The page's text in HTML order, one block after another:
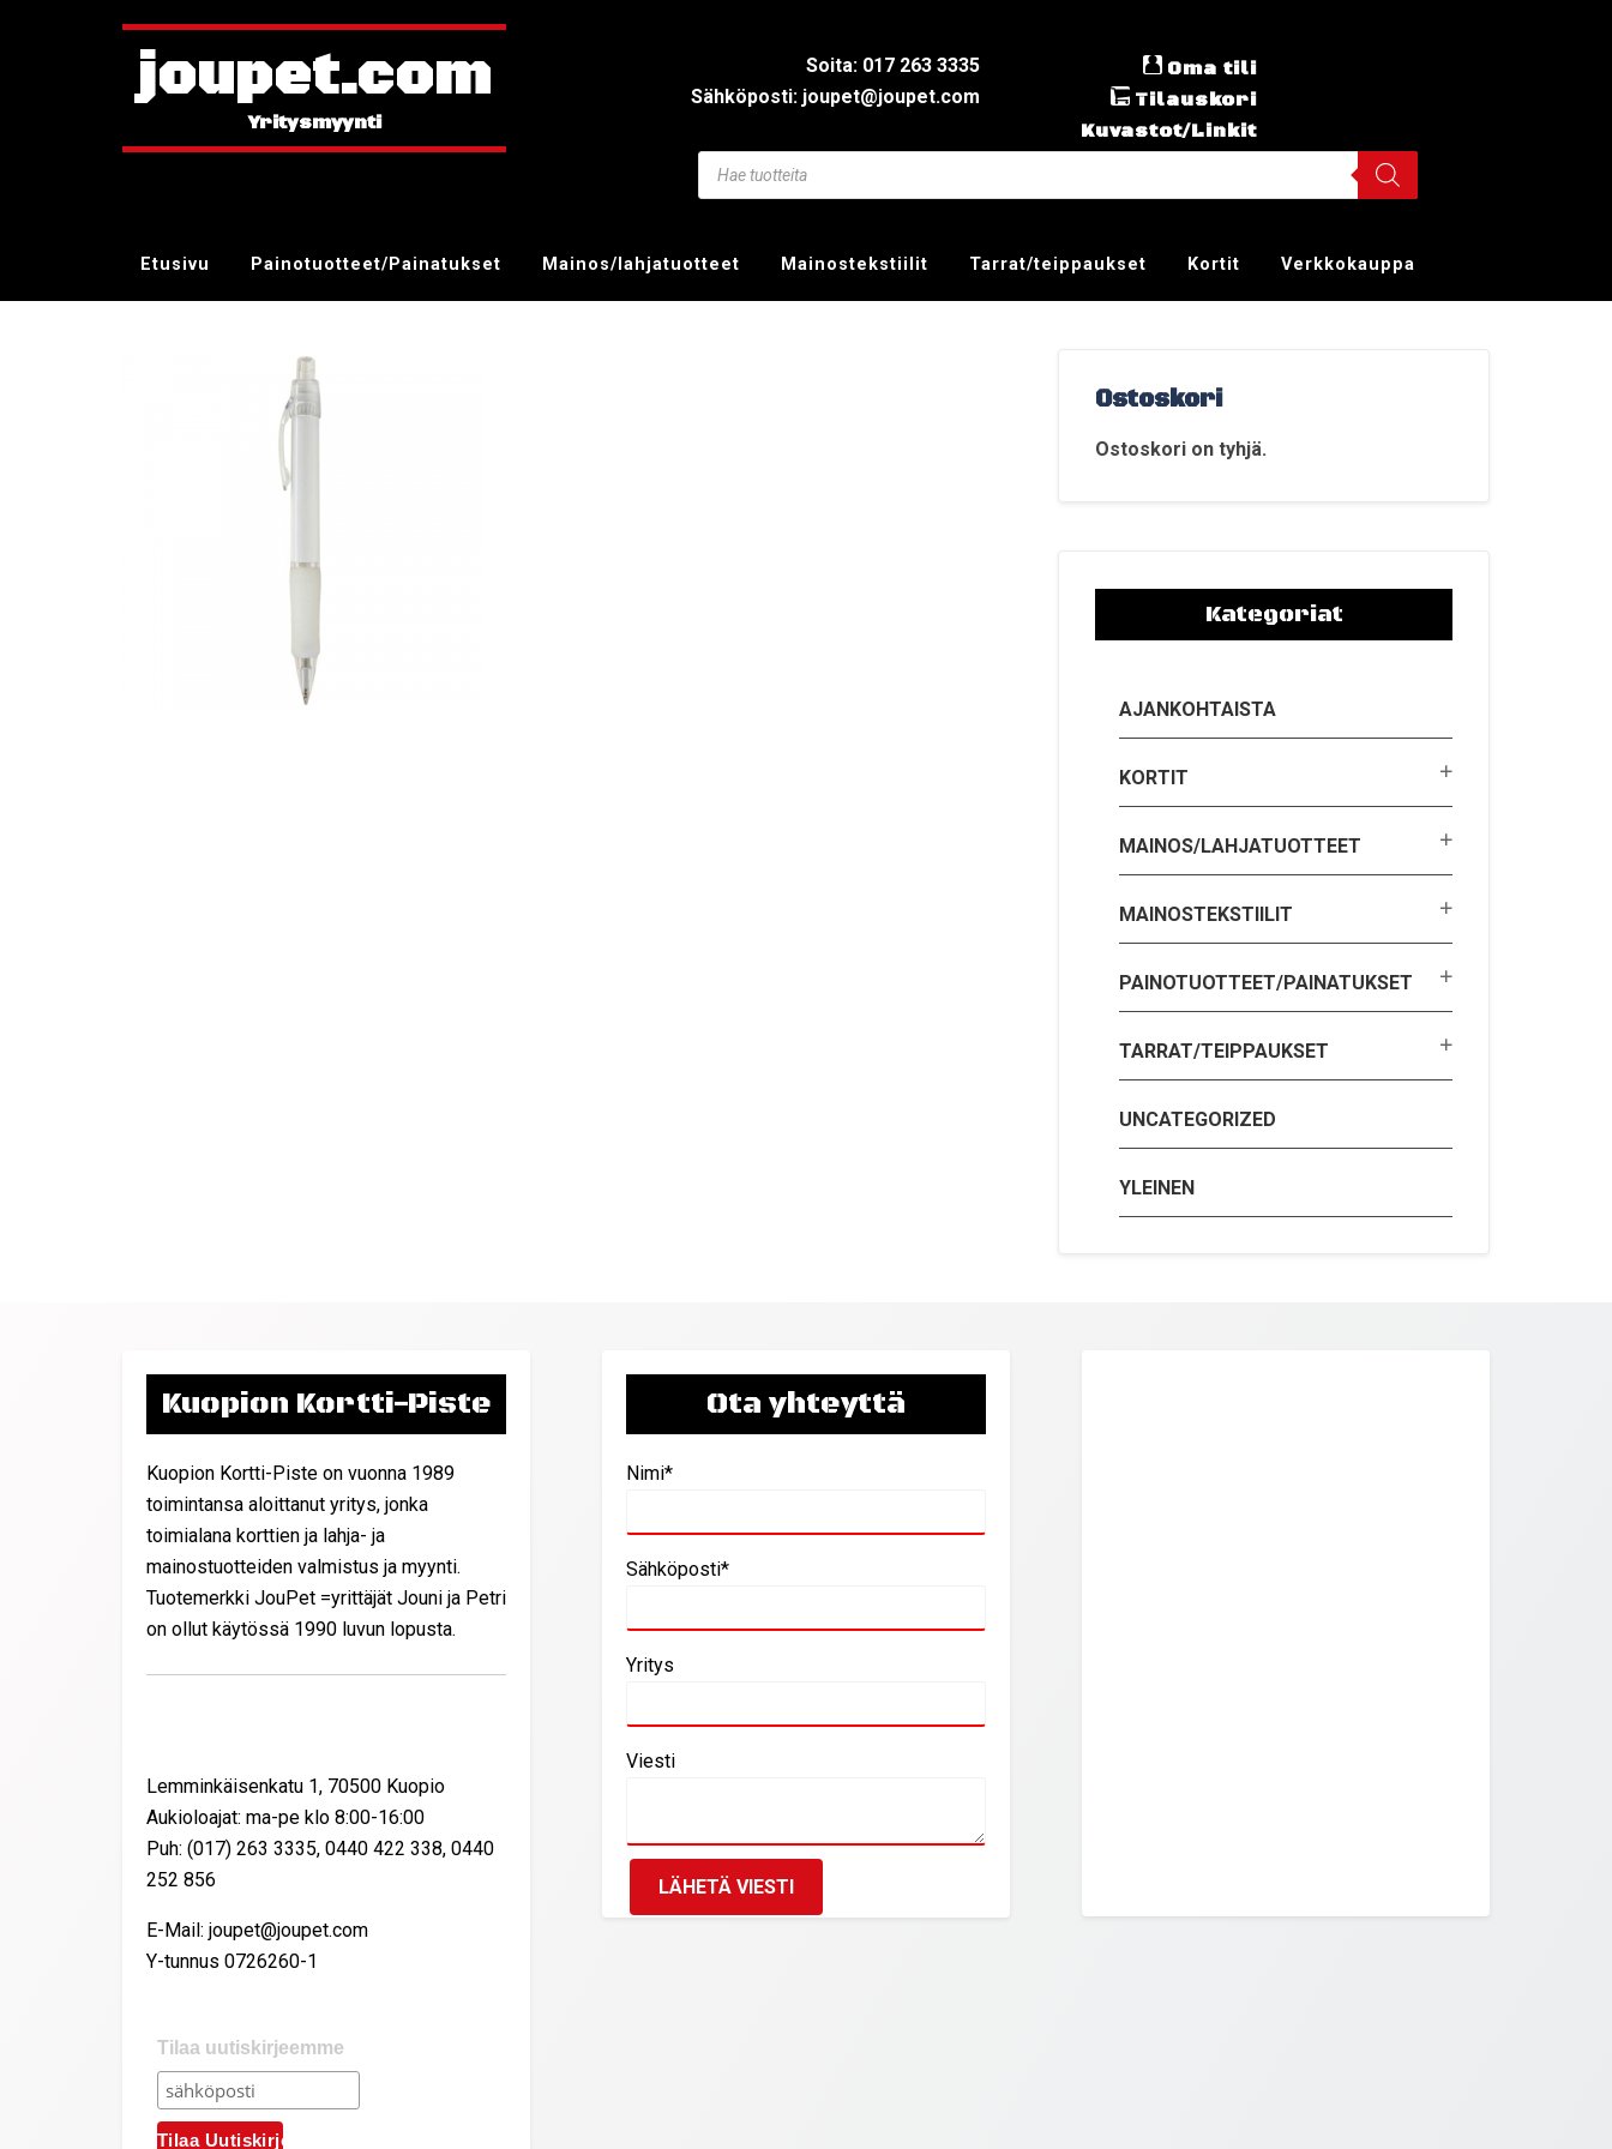
joupet.com
Soita: 017 263 3335
Sähköposti: joupet@joupet.com
Oma tili
Tilauskori
Kuvastot/Linkit
Etusivu Painotuotteet/Painatukset Mainos/lahjatuotteet Mainostekstiilit Tarrat/teippaukset Kortit Verkkokauppa
Ostoskori
Ostoskori on tyhjä.
Kategoriat
AJANKOHTAISTA
KORTIT
MAINOS/LAHJATUOTTEET
MAINOSTEKSTIILIT
PAINOTUOTTEET/PAINATUKSET
TARRAT/TEIPPAUKSET
UNCATEGORIZED
YLEINEN
Kuopion Kortti-Piste
Kuopion Kortti-Piste on vuonna 1989
toimintansa aloittanut yritys, jonka
toimialana korttien ja lahja- ja
mainostuotteiden valmistus ja myynti.
Tuotemerkki JouPet =yrittäjät Jouni ja Petri
on ollut käytössä 1990 luvun lopusta.
Lemminkäisenkatu 1, 70500 Kuopio
Aukioloajat: ma-pe klo 8:00-16:00
Puh: (017) 263 3335, 0440 422 338, 0440
252 856
E-Mail: joupet@joupet.com
Y-tunnus 0726260-1
Tilaa uutiskirjeemme
Ota yhteyttä
Nimi*
Sähköposti*
Yritys
Viesti